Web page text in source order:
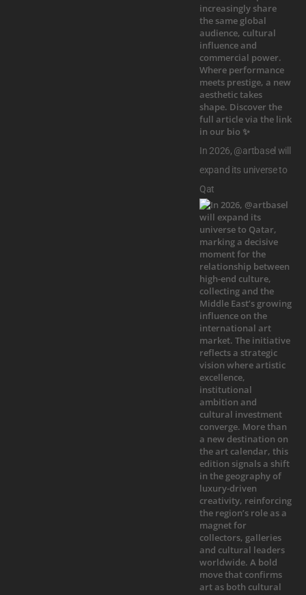
In 2026, @artbasel will
expand its universe to
Qat